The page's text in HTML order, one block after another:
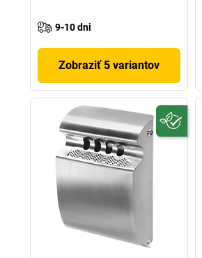
9-10 dni
Zobraziť 5 variantov